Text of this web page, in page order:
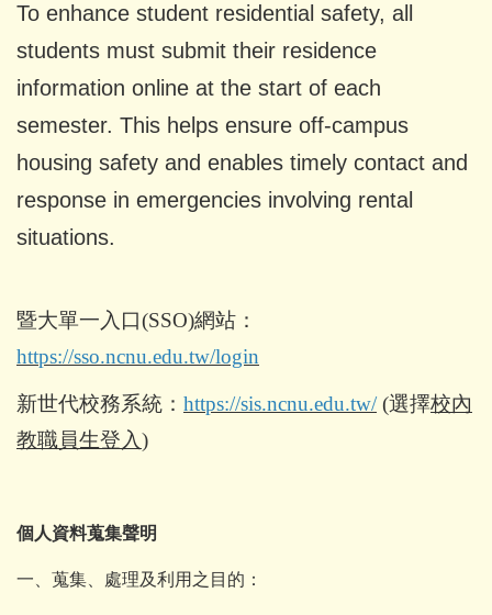
To enhance student residential safety, all
students must submit their residence
information online at the start of each
semester. This helps ensure off-campus
housing safety and enables timely contact and
response in emergencies involving rental
situations.
暨大單一入口(SSO)網站：
https://sso.ncnu.edu.tw/login
新世代校務系統： https://sis.ncnu.edu.tw/(選擇校內
教職員生登入)
個人資料蒐集聲明
一、蒐集、處理及利用之目的：